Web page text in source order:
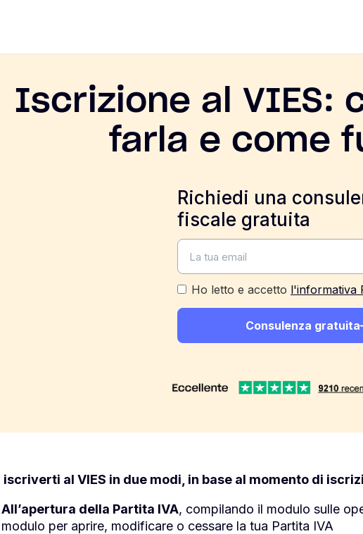
Iscrizione al VIES:
farla e come
Richiedi una
fiscale gratuita
Ho letto e accetto l'informativa
Consulenza gratuita
iscriverti al VIES in due modi, in base al momento di
All’apertura della Partita IVA, compilando il modulo sulle
modulo per aprire, modificare o cessare la tua Partita IVA